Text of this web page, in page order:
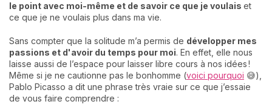
le point avec moi-même et de savoir ce que je voulais et
ce que je ne voulais plus dans ma vie.
Sans compter que la solitude m’a permis de développer mes
passions et d'avoir du temps pour moi. En effet, elle nous
laisse aussi de l’espace pour laisser libre cours à nos idées !
Même si je ne cautionne pas le bonhomme (voici pourquoi 😅),
Pablo Picasso a dit une phrase très vraie sur ce que j’essaie
de vous faire comprendre :